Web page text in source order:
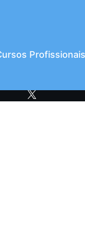
Profissionais